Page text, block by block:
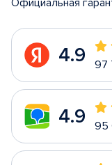
Официальная
4.9 97
4.9 95